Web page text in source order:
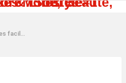
cheveux courts à Noël